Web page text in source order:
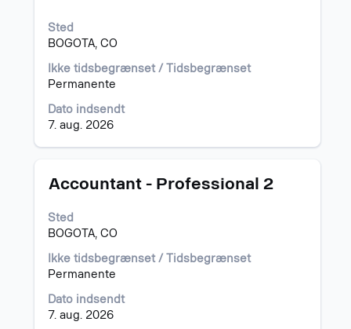
Sted
BOGOTA, CO
Ikke tidsbegrænset / Tidsbegrænset
Permanente
Dato indsendt
7. aug. 2026
mellemrumstasten
for
se
det
indhold
af
joboplysningerne.
Stilling
Accountant - Professional 2
Sted
BOGOTA, CO
Ikke tidsbegrænset / Tidsbegrænset
Permanente
Dato indsendt
7. aug. 2026
Vælg
mellemrumstasten
for
se
det
indhold
af